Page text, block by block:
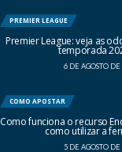
PREMIER LEAGUE
Premier League: veja as
temporada
6 DE AGOSTO
COMO APOSTAR
Como funciona o recurso
como utilizar a
5 DE AGOSTO